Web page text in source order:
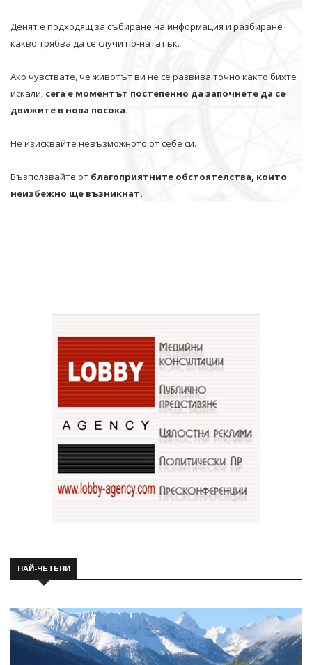
Денят е подходящ за събиране на информация и разбиране
какво трябва да се случи по-нататък.
Ако чувствате, че животът ви не се развива точно както бихте
искали, сега е моментът постепенно да започнете да се
движите в нова посока.
Не изисквайте невъзможното от себе си.
Възползвайте от благоприятните обстоятелства, които
неизбежно ще възникнат.
НАЙ-ЧЕТЕНИ